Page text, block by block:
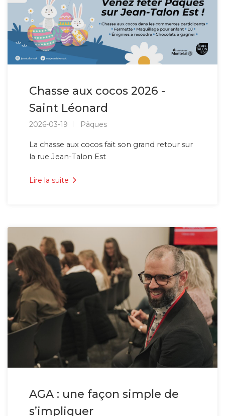
Chasse aux cocos 2026 -
Saint Léonard
2026-03-19 Pâques
La chasse aux cocos fait son grand retour sur
la rue Jean-Talon Est
Lire la suite
AGA : une façon simple de
s’impliquer